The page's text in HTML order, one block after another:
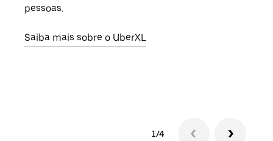
pessoas.
Saiba mais sobre o UberXL
1/4